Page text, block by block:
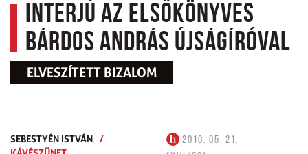
Interjú az elsőkönyves
Bárdos András újságíróval
ELVESZÍTETT BIZALOM
SEBESTYÉN ISTVÁN /
2010. 05. 21.